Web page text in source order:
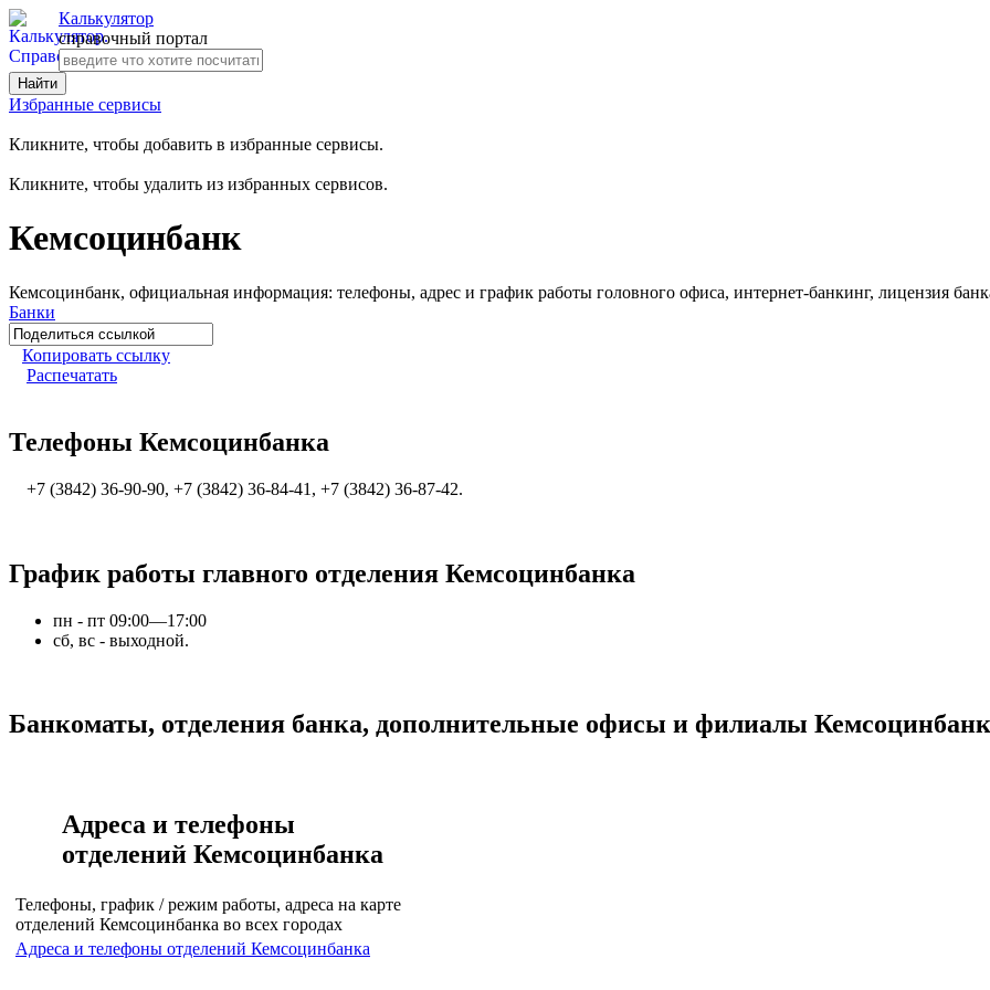
Калькулятор
справочный портал
Избранные сервисы
Кликните, чтобы добавить в избранные сервисы.
Кликните, чтобы удалить из избранных сервисов.
Кемсоцинбанк
Кемсоцинбанк, официальная информация: телефоны, адрес и график работы головного офиса, интернет-банкинг, лицензия
Банки
Копировать ссылку
Распечатать
Телефоны Кемсоцинбанка
+7 (3842) 36-90-90, +7 (3842) 36-84-41, +7 (3842) 36-87-42.
График работы главного отделения Кемсоцинбанка
пн - пт 09:00—17:00
сб, вс - выходной.
Банкоматы, отделения банка, дополнительные офисы и филиалы
Адреса и телефоны
отделений Кемсоцинбанка
Телефоны, график / режим работы, адреса на карте
отделений Кемсоцинбанка во всех городах
Адреса и телефоны отделений Кемсоцинбанка